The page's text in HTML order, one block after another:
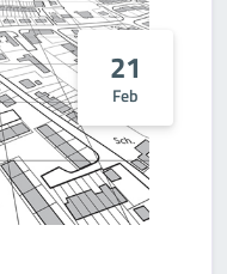
21
Feb